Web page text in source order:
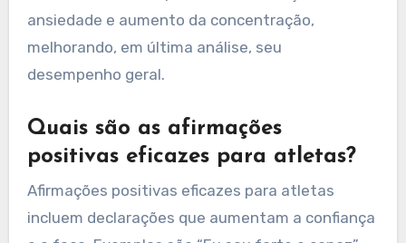
ansiedade e aumento da concentração,
melhorando, em última análise, seu
desempenho geral.
Quais são as afirmações
positivas eficazes para atletas?
Afirmações positivas eficazes para atletas
incluem declarações que aumentam a confiança